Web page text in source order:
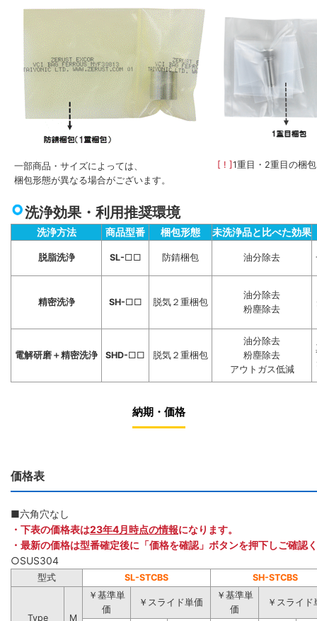
一部商品・サイズによっては、
梱包形態が異なる場合がございます。
[ ! ] 1重目・2重目の梱
洗浄効果・利用推奨環境
洗浄方法 商品型番 梱包形態 未洗浄品と比べた効果
脱脂洗浄 SL-□□ 防錆梱包 油分除去
精密洗浄 SH-□□ 脱気２重梱包
油分除去
粉塵除去
電解研磨＋精密洗浄 SHD-□□ 脱気２重梱包
油分除去
粉塵除去
アウトガス低減
納期・価格
価格表
■六角穴なし
・下表の価格表は23年4月時点の情報になります。
・最新の価格は型番確定後に「価格を確認」ボタンを押下しご確認
○SUS304
型式 SL-STCBS SH-STCBS
Type M
￥基準単
価
￥スライド単価
￥基準単
価
￥スライド